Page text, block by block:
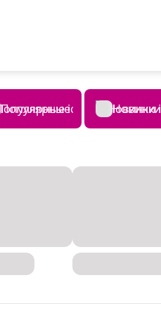
Популярные Новинки